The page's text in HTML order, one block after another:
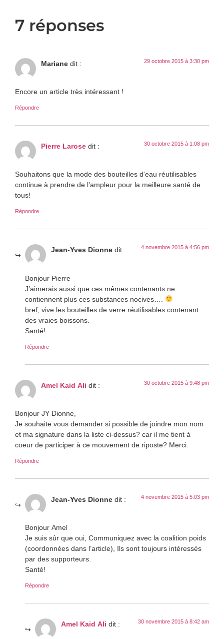
7 réponses
Mariane dit : 29 octobre 2015 à 3:30 pm
Encore un article très intéressant !
Répondre
Pierre Larose dit : 30 octobre 2015 à 1:08 pm
Souhaitons que la mode des bouteilles d’eau réutilisables
continue à prendre de l’ampleur pour la meilleure santé de
tous!
Répondre
Jean-Yves Dionne dit : 4 novembre 2015 à 4:56 pm
Bonjour Pierre
J’aimerais aussi que ces mêmes contenants ne
contiennent plus ces substances nocives….
bref, vive les bouteilles de verre réutilisables contenant
des vraies boissons.
Santé!
Répondre
Amel Kaid Ali dit : 30 octobre 2015 à 9:48 pm
Bonjour JY Dionne,
Je souhaite vous demander si possible de joindre mon nom
et ma signature dans la liste ci-dessus? car il me tient à
coeur de participer à ce mouvement de riposte? Merci.
Répondre
Jean-Yves Dionne dit : 4 novembre 2015 à 5:03 pm
Bonjour Amel
Je suis sûr que oui, Communiquez avec la coalition poids
(coordonnées dans l’article), Ils sont toujours intéressés
par des supporteurs.
Santé!
Répondre
Amel Kaid Ali dit : 30 novembre 2015 à 8:42 am